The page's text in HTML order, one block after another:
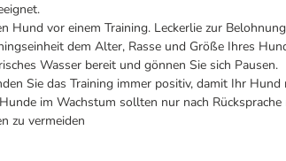
Hund vor einem Training. Leckerlie zur
dem Alter, Rasse und Größe Ihres
Wasser bereit und gönnen Sie sich Pausen.
Sie das Training immer positiv, damit Ihr
im Wachstum sollten nur nach
zu vermeiden